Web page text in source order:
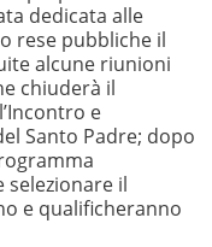
dedicata alle
rese pubbliche il
alcune riunioni
chiuderà il
e
Santo Padre; dopo
selezionare il
e qualificheranno